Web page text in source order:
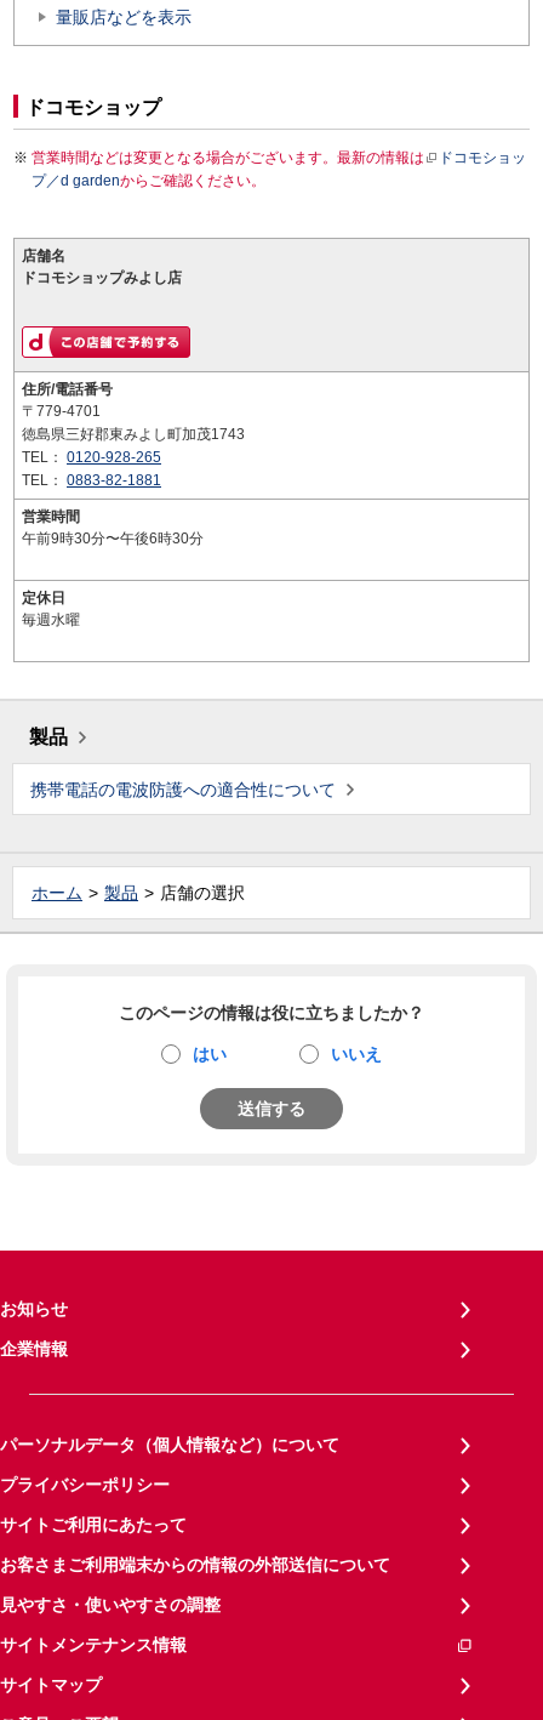
量販店などを表示
ドコモショップ
営業時間などは変更となる場合がございます。最新の情報は
ドコモショッ
プ／d gardenからご確認ください。
店舗名
ドコモショップみよし店
住所/電話番号
〒779-4701
徳島県三好郡東みよし町加茂1743
TEL： 0120-928-265
TEL： 0883-82-1881
営業時間
午前9時30分〜午後6時30分
定休日
毎週水曜
製品
携帯電話の電波防護への適合性について
ホーム 製品 店舗の選択
このページの情報は役に立ちましたか？
はい いいえ
送信する
お知らせ
企業情報
パーソナルデータ（個人情報など）について
プライバシーポリシー
サイトご利用にあたって
お客さまご利用端末からの情報の外部送信について
見やすさ・使いやすさの調整
サイトメンテナンス情報
サイトマップ